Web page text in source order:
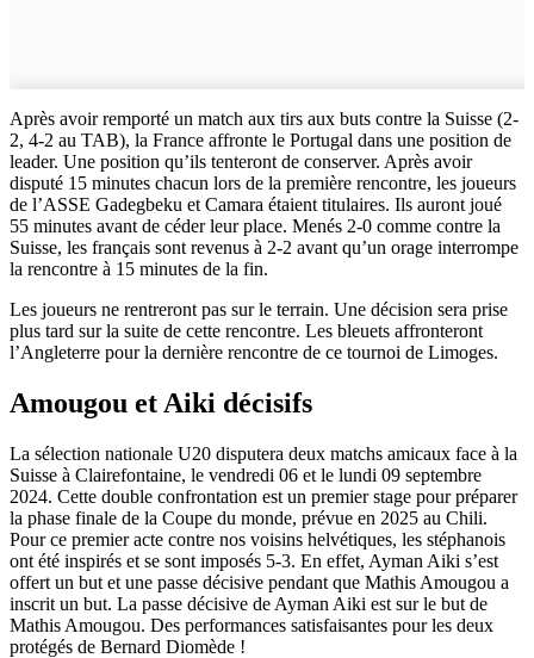
Après avoir remporté un match aux tirs aux buts contre la Suisse (2-
2, 4-2 au TAB), la France affronte le Portugal dans une position de
leader. Une position qu’ils tenteront de conserver. Après avoir
disputé 15 minutes chacun lors de la première rencontre, les joueurs
de l’ASSE Gadegbeku et Camara étaient titulaires. Ils auront joué
55 minutes avant de céder leur place. Menés 2-0 comme contre la
Suisse, les français sont revenus à 2-2 avant qu’un orage interrompe
la rencontre à 15 minutes de la fin.
Les joueurs ne rentreront pas sur le terrain. Une décision sera prise
plus tard sur la suite de cette rencontre. Les bleuets affronteront
l’Angleterre pour la dernière rencontre de ce tournoi de Limoges.
Amougou et Aiki décisifs
La sélection nationale U20 disputera deux matchs amicaux face à la
Suisse à Clairefontaine, le vendredi 06 et le lundi 09 septembre
2024. Cette double confrontation est un premier stage pour préparer
la phase finale de la Coupe du monde, prévue en 2025 au Chili.
Pour ce premier acte contre nos voisins helvétiques, les stéphanois
ont été inspirés et se sont imposés 5-3. En effet, Ayman Aiki s’est
offert un but et une passe décisive pendant que Mathis Amougou a
inscrit un but. La passe décisive de Ayman Aiki est sur le but de
Mathis Amougou. Des performances satisfaisantes pour les deux
protégés de Bernard Diomède !